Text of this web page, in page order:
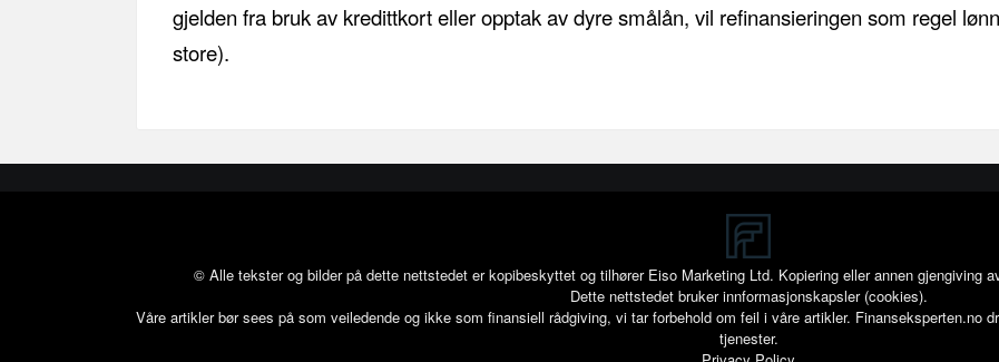
gjelden fra bruk av kredittkort eller opptak av dyre smålån, vil refinansieringen som regel
store).
© Alle tekster og bilder på dette nettstedet er kopibeskyttet og tilhører Eiso Marketing Ltd. Kopiering eller annen gjengiving
Dette nettstedet bruker innformasjonskapsler (cookies).
Våre artikler bør sees på som veiledende og ikke som finansiell rådgiving, vi tar forbehold om feil i våre artikler. Finanseksperten.no
tjenester.